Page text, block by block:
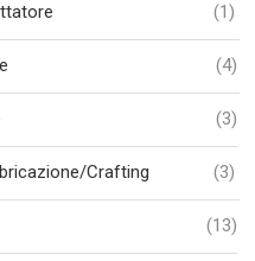
(1)
(4)
(3)
Crafting (3)
(13)